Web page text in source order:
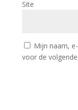
Site
Mijn naam,
voor de